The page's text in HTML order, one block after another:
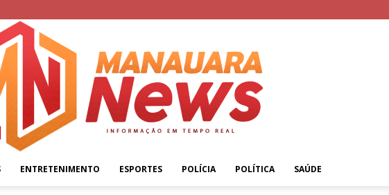
ENTRETENIMENTO ESPORTES POLÍCIA POLÍTICA SAÚDE